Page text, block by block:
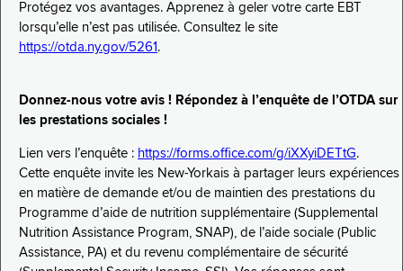
Protégez vos avantages. Apprenez à geler votre carte EBT
lorsqu’elle n’est pas utilisée. Consultez le site
https://otda.ny.gov/5261 .
Donnez-nous votre avis ! Répondez à l’enquête de l’OTDA sur
les prestations sociales !
Lien vers l’enquête : https://forms.office.com/g/iXXyiDETtG.
Cette enquête invite les New-Yorkais à partager leurs expériences
en matière de demande et/ou de maintien des prestations du
Programme d’aide de nutrition supplémentaire (Supplemental
Nutrition Assistance Program, SNAP), de l’aide sociale (Public
Assistance, PA) et du revenu complémentaire de sécurité